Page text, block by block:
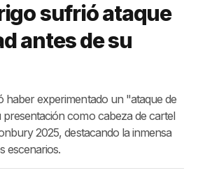
sufrió ataque
antes de su
haber experimentado un "ataque de
presentación como cabeza de cartel
2025, destacando la inmensa
escenarios.